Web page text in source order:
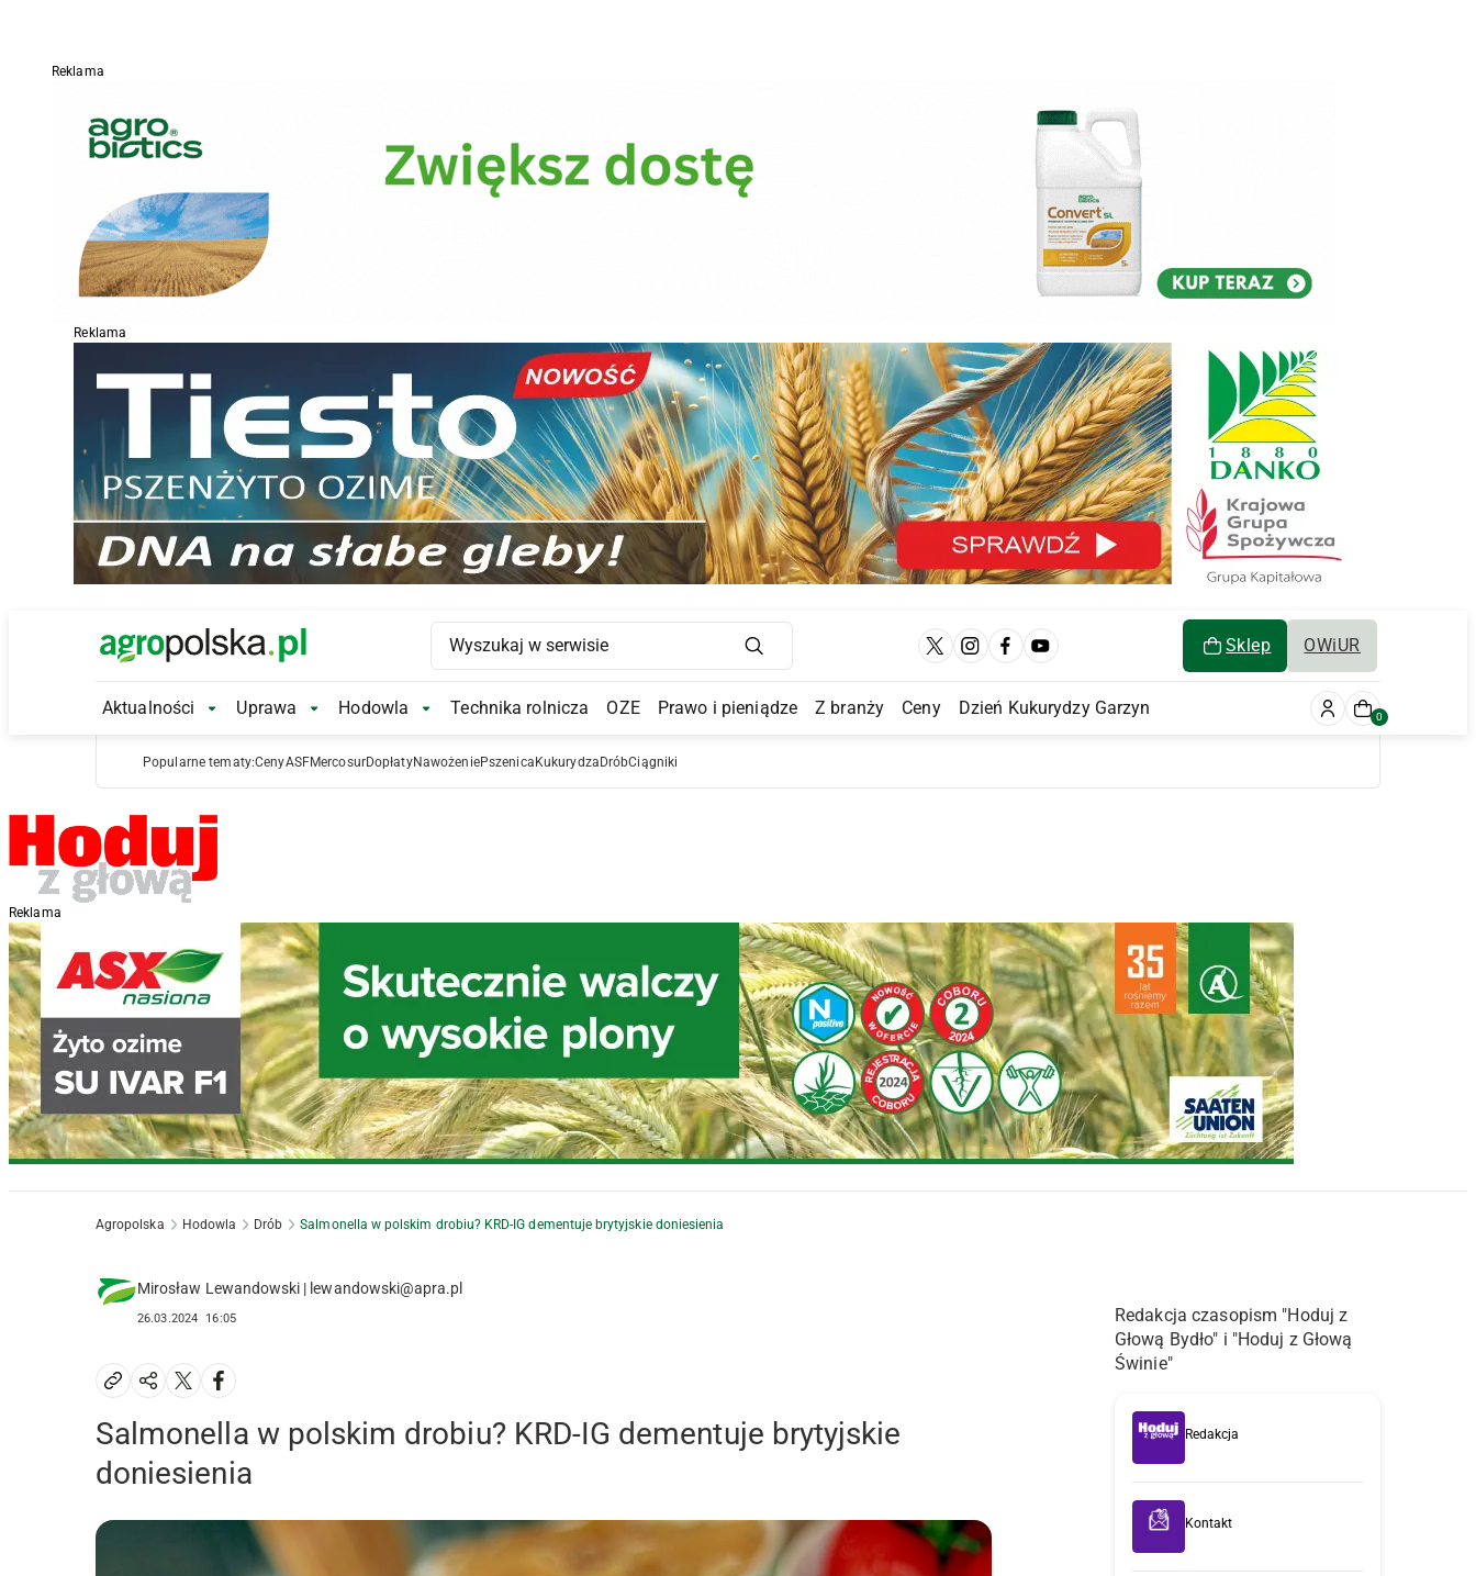
Reklama
Reklama
Main Logo Sklep OWiUR
Main Navigation
Aktualności Aktualności Submenu
Uprawa Uprawa Submenu
Hodowla Hodowla Submenu
Technika rolnicza OZE Prawo i pieniądze Z branży Ceny Dzień Kukurydzy Garzyn 0
Popularne tematy:CenyASFMercosurDopłatyNawożeniePszenica Kukurydza DróbCiągniki
Reklama
Agropolska Hodowla Drób Salmonella w polskim drobiu? KRD-IG dementuje brytyjskie doniesienia
Mirosław Lewandowski | lewandowski@apra.pl
26.03.2024 16:05
Salmonella w polskim drobiu? KRD-IG dementuje brytyjskie
doniesienia
Redakcja czasopism "Hoduj z
Głową Bydło" i "Hoduj z Głową
Świnie"
Redakcja
Kontakt